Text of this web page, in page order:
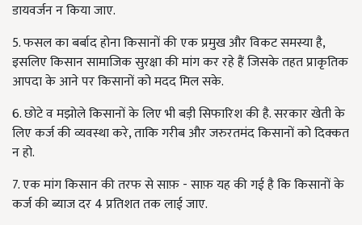
डायवर्जन न किया जाए.
5. फसल का बर्बाद होना किसानों की एक प्रमुख और विकट समस्या है,
इसलिए किसान सामाजिक सुरक्षा की मांग कर रहे हैं जिसके तहत प्राकृतिक
आपदा के आने पर किसानों को मदद मिल सके.
6. छोटे व मझोले किसानों के लिए भी बड़ी सिफारिश की है. सरकार खेती के
लिए कर्ज की व्यवस्था करे, ताकि गरीब और जरुरतमंद किसानों को दिक्कत
न हो.
7. एक मांग किसान की तरफ से साफ़ - साफ़ यह की गई है कि किसानों के
कर्ज की ब्याज दर 4 प्रतिशत तक लाई जाए.